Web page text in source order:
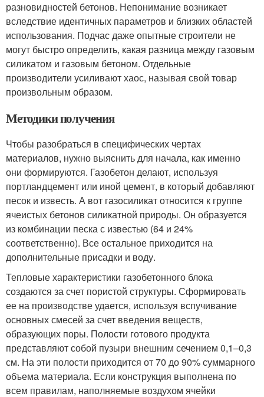
разновидностей бетонов. Непонимание возникает
вследствие идентичных параметров и близких областей
использования. Подчас даже опытные строители не
могут быстро определить, какая разница между газовым
силикатом и газовым бетоном. Отдельные
производители усиливают хаос, называя свой товар
произвольным образом.
Методики получения
Чтобы разобраться в специфических чертах
материалов, нужно выяснить для начала, как именно
они формируются. Газобетон делают, используя
портландцемент или иной цемент, в который добавляют
песок и известь. А вот газосиликат относится к группе
ячеистых бетонов силикатной природы. Он образуется
из комбинации песка с известью (64 и 24%
соответственно). Все остальное приходится на
дополнительные присадки и воду.
Тепловые характеристики газобетонного блока
создаются за счет пористой структуры. Сформировать
ее на производстве удается, используя вспучивание
основных смесей за счет введения веществ,
образующих поры. Полости готового продукта
представляют собой пузыри внешним сечением 0,1–0,3
см. На эти полости приходится от 70 до 90% суммарного
объема материала. Если конструкция выполнена по
всем правилам, наполняемые воздухом ячейки